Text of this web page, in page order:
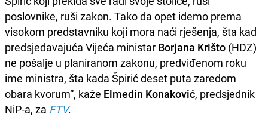
poslovnike, ruši zakon. Tako da opet idemo prema
visokom predstavniku koji mora naći rješenja, šta kad
predsjedavajuća Vijeća ministar Borjana Krišto (HDZ)
ne pošalje u planiranom zakonu, predviđenom roku
ime ministra, šta kada Špirić deset puta zaredom
obara kvorum“, kaže Elmedin Konaković, predsjednik
NiP-a, za FTV.